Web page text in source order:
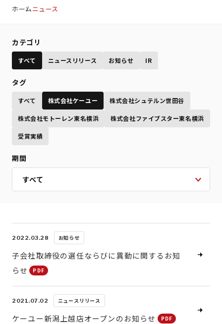
ホームニュース
カテゴリ
すべて ニュースリリース お知らせ IR
タグ
すべて 株式会社ケーユー 株式会社シュテルン世田谷
株式会社モトーレン東名横浜 株式会社ファイブスター東名横浜
受賞実績
期間
2022.03.28 お知らせ
子会社取締役の選任ならびに異動に関するお知
らせ
2021.07.02 ニュースリリース
ケーユー新潟上越店オープンのお知らせ